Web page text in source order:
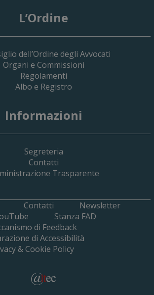
2026
L’Ordine
dell’Ordine degli Avvocati
Organi e Commissioni
Regolamenti
Albo e Registro
Informazioni
Segreteria
Contatti
Trasparente
Contatti
Newsletter
Stanza FAD
di Feedback
di Accessibilità
& Cookie Policy